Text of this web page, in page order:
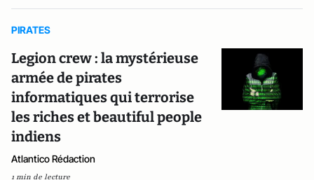
PIRATES
Legion crew : la mystérieuse
armée de pirates
informatiques qui terrorise
les riches et beautiful people
indiens
Atlantico Rédaction
1 min de lecture